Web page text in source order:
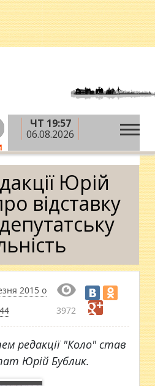
ЧТ 19:57
06.08.2026
» Гість редакції
відставку Мамая і
Юрій
відставку
2015 о
3972
редакції "Коло" став
Юрій Бублик.